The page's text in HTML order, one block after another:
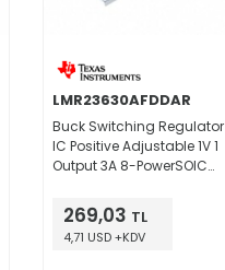
LMR23630AFDDAR
Buck Switching Regulator
IC Positive Adjustable 1V 1
Output 3A 8-PowerSOIC
269,03 TL
4,71 USD +KDV